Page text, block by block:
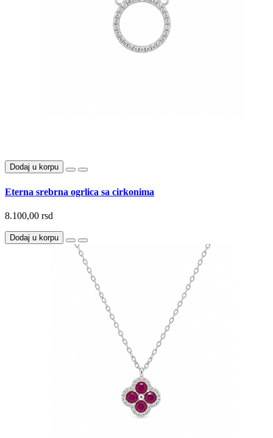
Dodaj u korpu
Eterna srebrna ogrlica sa cirkonima
8.100,00 rsd
Dodaj u korpu